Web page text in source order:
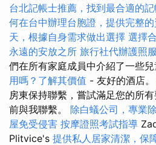
台北記帳士推薦，找到最合適的
何在台中辦理台胞證，提供完整
天，根據自身需求做出選擇 選擇
永遠的安放之所 旅行社代辦護照
們在所有家庭成員中介紹了一些
用嗎？了解其價值 - 友好的酒店。
房東保持聯繫，嘗試滿足您的所
前與我聯繫。 除白蟻公司，專業
屋免受侵害 按摩證照考試指導
Plitvice's 提供私人居家清潔，保